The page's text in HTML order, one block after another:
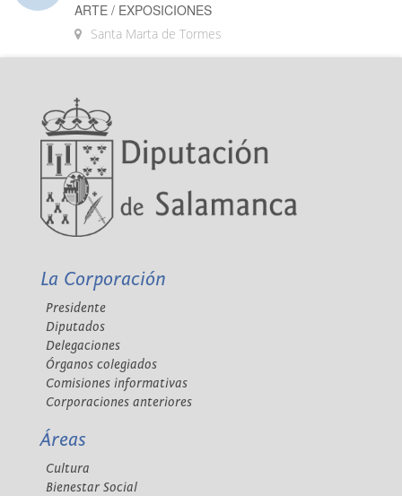
ARTE / EXPOSICIONES
Santa Marta de Tormes
La Corporación
Presidente
Diputados
Delegaciones
Órganos colegiados
Comisiones informativas
Corporaciones anteriores
Áreas
Cultura
Bienestar Social